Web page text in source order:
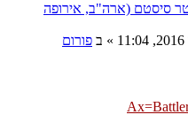
סיסטם (ארה"ב, אירופה
» ב פורום